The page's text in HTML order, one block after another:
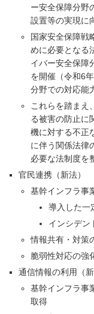
ー安全保障分野
設置等の実現に
国家安全保障戦
めに必要となる
イバー安全保障
を開催（令和6
分野での対応能
これらを踏まえ
る被害の防止に
機に対する不正
に伴う関係法律
必要な法制度を
官民連携（新法）
基幹インフラ事
導入した一
インシデン
情報共有・対策
脆弱性対応の強
通信情報の利用（新
基幹インフラ事
取得